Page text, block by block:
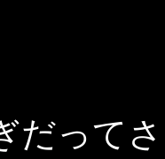
だって